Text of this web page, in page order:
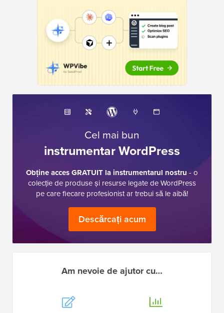
Cel mai bun
instrumentar WordPress
Obține acces GRATUIT la instrumentarul nostru - o
colecție de produse și resurse legate de WordPress
pe care fiecare profesionist ar trebui să le aibă!
Descărcați acum
Am nevoie de ajutor cu…